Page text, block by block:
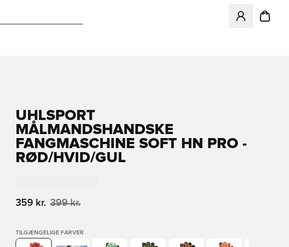
Åbner en
UHLSPORT
MÅLMANDSHANDSKE
FANGMASCHINE SOFT HN PRO -
RØD/HVID/GUL
359 kr. 399 kr.
TILGÆNGELIGE FARVER